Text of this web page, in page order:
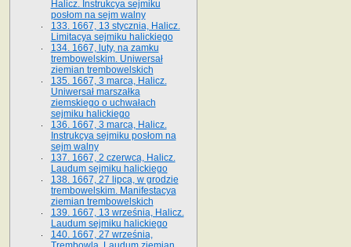
Halicz. Instrukcya sejmiku
posłom na sejm walny
133. 1667, 13 stycznia, Halicz.
Limitacya sejmiku halickiego
134. 1667, luty, na zamku
trembowelskim. Uniwersał
ziemian trembowelskich
135. 1667, 3 marca, Halicz.
Uniwersał marszałka
ziemskiego o uchwałach
sejmiku halickiego
136. 1667, 3 marca, Halicz.
Instrukcya sejmiku posłom na
sejm walny
137. 1667, 2 czerwca, Halicz.
Laudum sejmiku halickiego
138. 1667, 27 lipca, w grodzie
trembowelskim. Manifestacya
ziemian trembowelskich
139. 1667, 13 września, Halicz.
Laudum sejmiku halickiego
140. 1667, 27 września,